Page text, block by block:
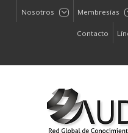
Nosotros Membresías
Contacto